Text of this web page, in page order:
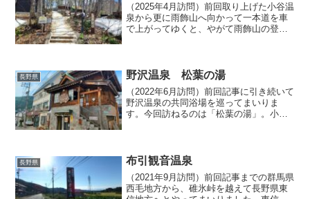
（2025年4月訪問）前回取り上げた小谷温
泉から更に雨飾山へ向かって一本道を車
で上がってゆくと、やがて雨飾山の登山
「雨飾高原露天風呂」が...
長野県 野沢温泉 松葉の湯
（2022年6月訪問）前回記事に引き続いて
野沢温泉の共同浴場を巡ってまいりま
す。今回訪ねるのは「松葉の湯」。小規
り、道路に面した1階...
長野県 布引観音温泉
（2021年9月訪問）前回記事までの群馬県
西毛地方から、碓氷峠を越えて長野県東